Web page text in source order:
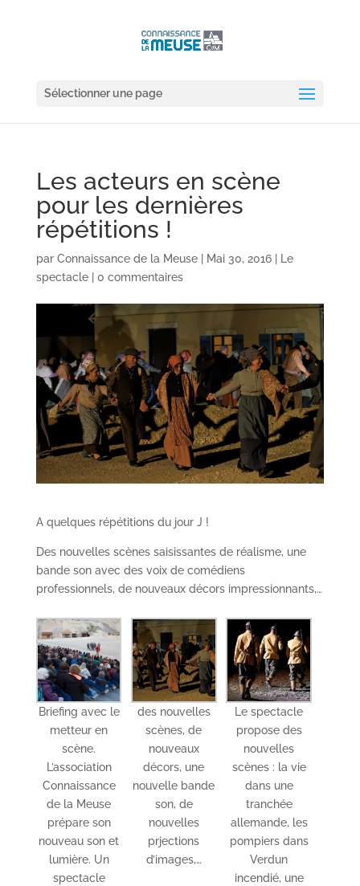
Sélectionner une page
Les acteurs en scène
pour les dernières
répétitions !
par Connaissance de la Meuse| Mai 30, 2016|
Le
spectacle| 0 commentaires
A quelques répétitions du jour J !
Des nouvelles scènes saisissantes de réalisme, une
bande son avec des voix de comédiens
professionnels, de nouveaux décors impressionnants,…
Briefing avec le
metteur en
scène.
L’association
Connaissance
de la Meuse
prépare son
nouveau son et
lumière. Un
spectacle
des nouvelles
scènes, de
nouveaux
décors, une
nouvelle bande
son, de
nouvelles
prjections
d’images,…
Le spectacle
propose des
nouvelles
scènes : la vie
dans une
tranchée
allemande, les
pompiers dans
Verdun
incendié, une